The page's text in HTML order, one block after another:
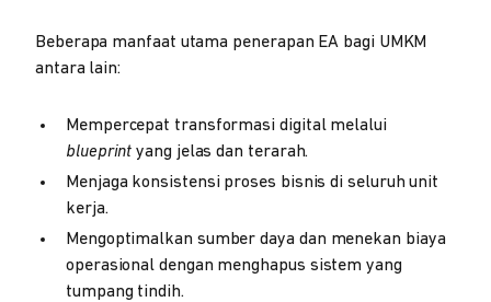
Beberapa manfaat utama penerapan EA bagi UMKM
antara lain:
Mempercepat transformasi digital melalui
blueprint yang jelas dan terarah.
Menjaga konsistensi proses bisnis di seluruh unit
kerja.
Mengoptimalkan sumber daya dan menekan biaya
operasional dengan menghapus sistem yang
tumpang tindih.